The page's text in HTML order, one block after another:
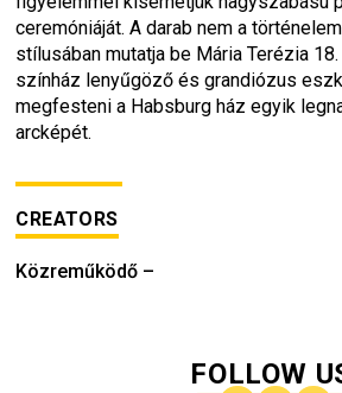
ceremóniáját. A darab nem a
stílusában mutatja be Mária Terézia
színház lenyűgöző és grandiózus
megfesteni a Habsburg ház egyik
arcképét.
CREATORS
Közreműködő –
FOLLOW